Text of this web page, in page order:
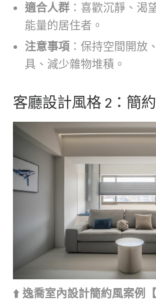
適合人群 ：喜歡沉靜、渴
能量的居住者。
注意事項 ：保持空間開放
具、減少雜物堆積。
客廳設計風格 2：簡
⬆️ 逸喬室內設計簡約風案例